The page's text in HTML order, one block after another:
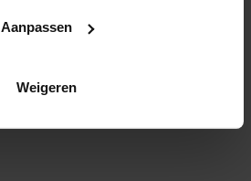
Aanpassen
Weigeren